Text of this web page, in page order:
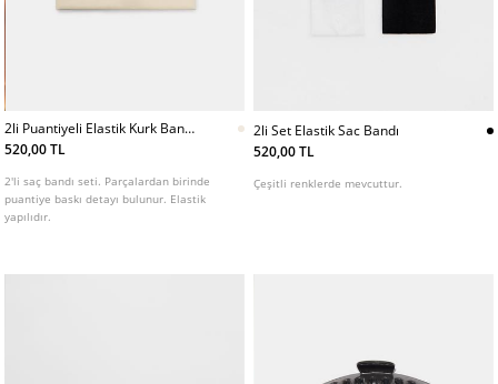
2li Puantiyeli Elastik Kurk Bant
Seti
520,00 TL
2'li saç bandı seti. Parçalardan birinde
puantiye baskı detayı bulunur. Elastik
yapılıdır.
2li Set Elastik Sac Bandı
520,00 TL
Çeşitli renklerde mevcuttur.